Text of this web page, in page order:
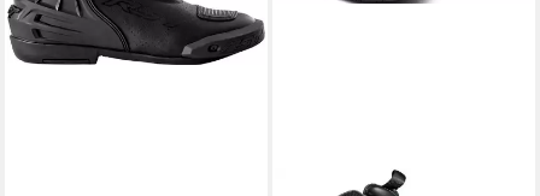
lieferbar - in 3-4 Werktagen bei dir